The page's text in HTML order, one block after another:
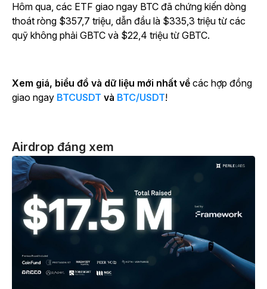
Hôm qua, các ETF giao ngay BTC đã chứng kiến dòng
thoát ròng $357,7 triệu, dẫn đầu là $335,3 triệu từ các
quỹ không phải GBTC và $22,4 triệu từ GBTC.
Xem giá, biểu đồ và dữ liệu mới nhất về các hợp đồng
giao ngay BTCUSDT và BTC/USDT!
Airdrop đáng xem